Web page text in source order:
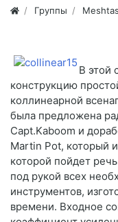
Группы
В этой
конструкцию
коллинеарной
была предложена
Capt.Kaboom и
Martin Pot, который
которой пойдет
под рукой всех
инструментов,
времени. Входное